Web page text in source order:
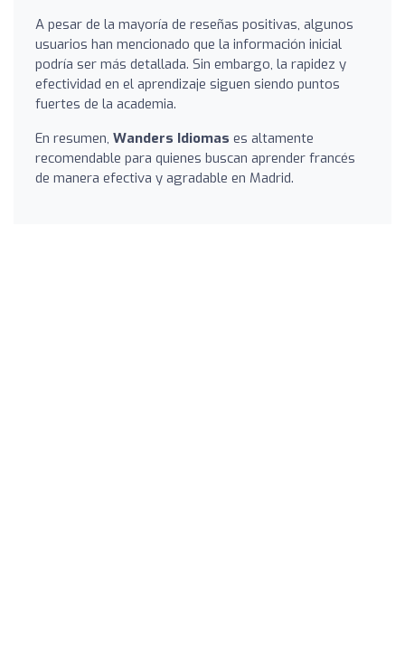
A pesar de la mayoría de reseñas positivas, algunos
usuarios han mencionado que la información inicial
podría ser más detallada. Sin embargo, la rapidez y
efectividad en el aprendizaje siguen siendo puntos
fuertes de la academia.
En resumen, Wanders Idiomas es altamente
recomendable para quienes buscan aprender francés
de manera efectiva y agradable en Madrid.